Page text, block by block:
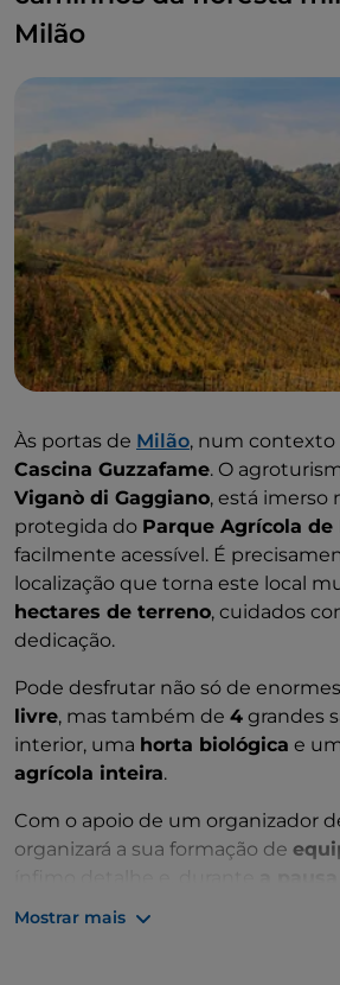
Milão
Às portas de Milão, num contexto
Cascina Guzzafame. O
Viganò di Gaggiano, está imerso
protegida do Parque Agrícola de
facilmente acessível. É
localização que torna este local
hectares de terreno, cuidados
dedicação.
Pode desfrutar não só de enormes
livre, mas também de 4 grandes
interior, uma horta biológica e
agrícola inteira.
Com o apoio de um organizador
organizará a sua formação de
saciará o seu paladar com
Mostrar mais